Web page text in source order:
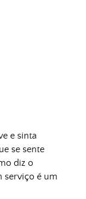
e sinta
se sente
diz o
serviço é um